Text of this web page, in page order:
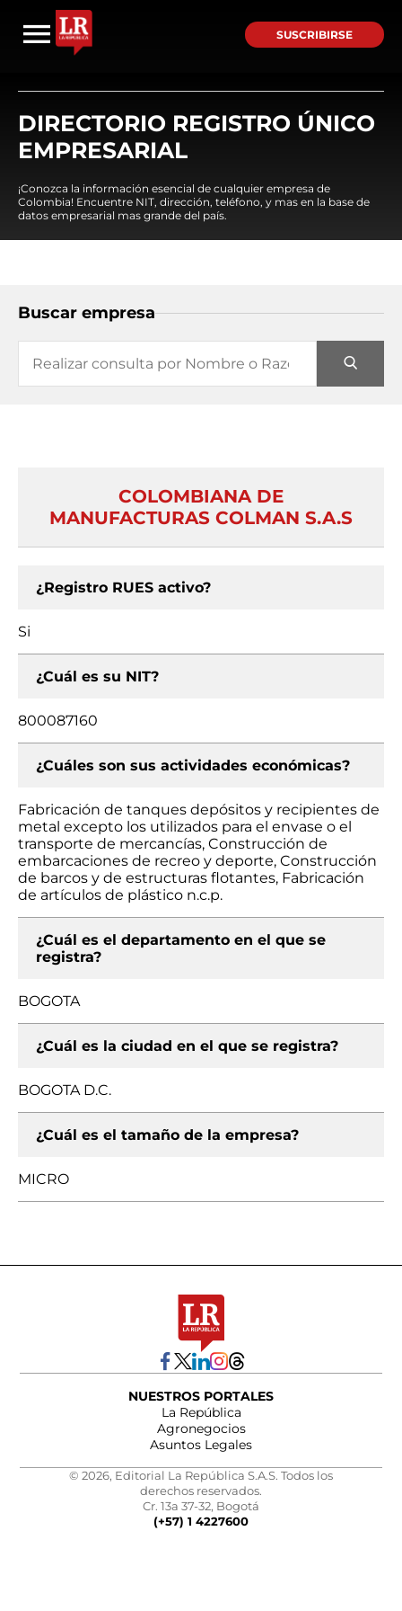
SUSCRIBIRSE
DIRECTORIO REGISTRO ÚNICO
EMPRESARIAL
¡Conozca la información esencial de cualquier empresa de
Colombia! Encuentre NIT, dirección, teléfono, y mas en la base de
datos empresarial mas grande del país.
Buscar empresa
COLOMBIANA DE
MANUFACTURAS COLMAN S.A.S
¿Registro RUES activo?
Si
¿Cuál es su NIT?
800087160
¿Cuáles son sus actividades económicas?
Fabricación de tanques depósitos y recipientes de
metal excepto los utilizados para el envase o el
transporte de mercancías, Construcción de
embarcaciones de recreo y deporte, Construcción
de barcos y de estructuras flotantes, Fabricación
de artículos de plástico n.c.p.
¿Cuál es el departamento en el que se
registra?
BOGOTA
¿Cuál es la ciudad en el que se registra?
BOGOTA D.C.
¿Cuál es el tamaño de la empresa?
MICRO
NUESTROS PORTALES
La República
Agronegocios
Asuntos Legales
© 2026, Editorial La República S.A.S. Todos los
derechos reservados.
Cr. 13a 37-32, Bogotá
(+57) 1 4227600